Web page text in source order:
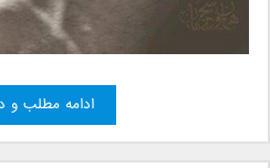
ادامه مطلب و